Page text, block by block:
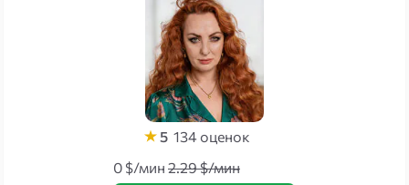
5 134оценок
0 $/мин 2.29 $/мин